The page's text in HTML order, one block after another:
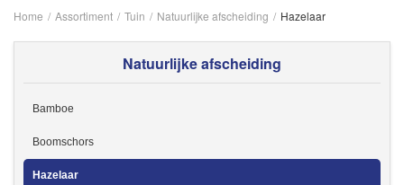
Home / Assortiment / Tuin / Natuurlijke afscheiding / Hazelaar
Natuurlijke afscheiding
Bamboe
Boomschors
Hazelaar